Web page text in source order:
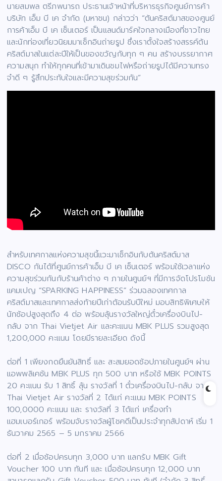
นายสมพล ตรีภพนารถ ประธานเจ้าหน้าที่บริหารธุรกิจศูนย์การค้า
บริษัท เอ็ม บี เค จำกัด (มหาชน) กล่าวว่า “ต้นคริสต์มาสของศูนย์
การค้าเอ็ม บี เค เซ็นเตอร์ เป็นแลนด์มาร์คใจกลางเมืองที่ชาวไทย
และนักท่องเที่ยวนิยมมาเช็กอินถ่ายรูป ซึ่งเราตั้งใจสร้างสรรค์ต้น
คริสต์มาสในแต่ละปีให้เป็นของขวัญกับทุก ๆ คน สร้างบรรยากาศ
ความสนุก ทำให้ทุกคนที่เข้ามาเดินชมไฟหรือถ่ายรูปได้มีความทรง
จำดี ๆ รู้สึกประทับใจและมีความสุขร่วมกัน”
สำหรับเทศกาลแห่งความสุขนี้แวะมาเช็กอินกับต้นคริสต์มาส
DISCO กันได้ที่ศูนย์การค้าเอ็ม บี เค เซ็นเตอร์ พร้อมใช้เวลาแห่ง
ความสุขร่วมกันกับร้านค้าต่าง ๆ ภายในศูนย์ฯ ที่มีการจัดโปรโมชัน
แคมเปญ “SPARKING HAPPINESS” ร่วมฉลองเทศกาล
คริสต์มาสและเทศกาลส่งท้ายปีเก่าต้อนรับปีใหม่ มอบสิทธิพิเศษให้
นักช้อปสูงสุดถึง 4 ต่อ พร้อมลุ้นรางวัลใหญ่ตั๋วเครื่องบินไป-
กลับ จาก Thai Vietjet Air และคะแนน MBK PLUS รวมสูงสุด
1,200,000 คะแนน โดยมีรายละเอียด ดังนี้
ต่อที่ 1 เพียงกดยืนยันสิทธิ์ และ สะสมยอดช้อปภายในศูนย์ฯ ผ่าน
แอพพลิเคชัน MBK PLUS ทุก 500 บาท หรือใช้ MBK POINTS
20 คะแนน รับ 1 สิทธิ์ ลุ้น รางวัลที่ 1 ตั๋วเครื่องบินไป-กลับ จาก
Thai Vietjet Air รางวัลที่ 2 ได้แก่ คะแนน MBK POINTS
100,0000 คะแนน และ รางวัลที่ 3 ได้แก่ เครื่องทำ
แฮมเบอร์เกอร์ พร้อมจับรางวัลผู้โชคดีเป็นประจำทุกสัปดาห์ เริ่ม 1
ธันวาคม 2565 – 5 มกราคม 2566
ต่อที่ 2 เมื่อช้อปครบทุก 3,000 บาท แลกรับ MBK Gift
Voucher 100 บาท ทันที และ เมื่อช้อปครบทุก 12,000 บาท